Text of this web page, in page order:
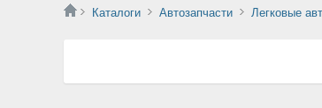
Каталоги Автозапчасти Легковые